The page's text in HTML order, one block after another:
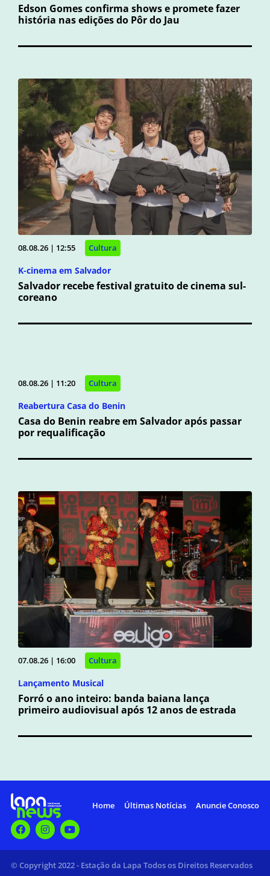
Edson Gomes confirma shows e promete fazer
história nas edições do Pôr do Jau
08.08.26 | 12:55 Cultura
K-cinema em Salvador
Salvador recebe festival gratuito de cinema sul-
coreano
08.08.26 | 11:20 Cultura
Reabertura Casa do Benin
Casa do Benin reabre em Salvador após passar
por requalificação
07.08.26 | 16:00 Cultura
Lançamento Musical
Forró o ano inteiro: banda baiana lança
primeiro audiovisual após 12 anos de estrada
Home Últimas Notícias Anuncie Conosco
© Copyright 2022 - Estação da Lapa Todos os Direitos Reservados